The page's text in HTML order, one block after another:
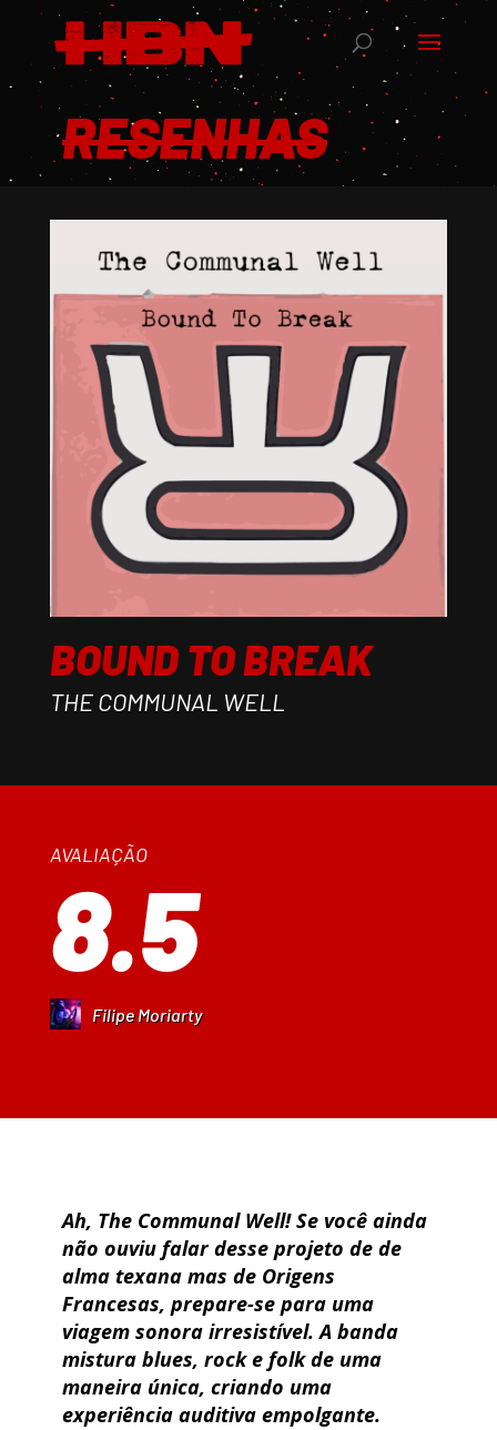
RESENHAS
BOUND TO BREAK
THE COMMUNAL WELL
AVALIAÇÃO
8.5
Filipe Moriarty
Ah, The Communal Well! Se você ainda
não ouviu falar desse projeto de de
alma texana mas de Origens
Francesas, prepare-se para uma
viagem sonora irresistível. A banda
mistura blues, rock e folk de uma
maneira única, criando uma
experiência auditiva empolgante.